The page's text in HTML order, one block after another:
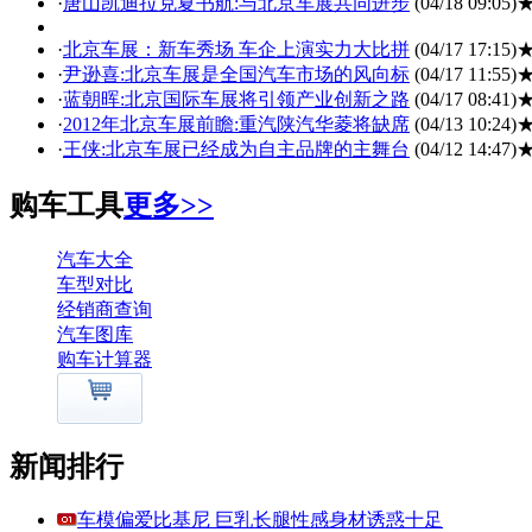
·北京车展：新车秀场 车企上演实力大比拼 (04/17 17:15)
·尹逊喜:北京车展是全国汽车市场的风向标 (04/17 11:55)
·蓝朝晖:北京国际车展将引领产业创新之路 (04/17 08:41)
·2012年北京车展前瞻:重汽陕汽华菱将缺席 (04/13 10:24)
·王侠:北京车展已经成为自主品牌的主舞台 (04/12 14:47)
购车工具更多>>
汽车大全
车型对比
经销商查询
汽车图库
购车计算器
新闻排行
车模偏爱比基尼 巨乳长腿性感身材诱惑十足